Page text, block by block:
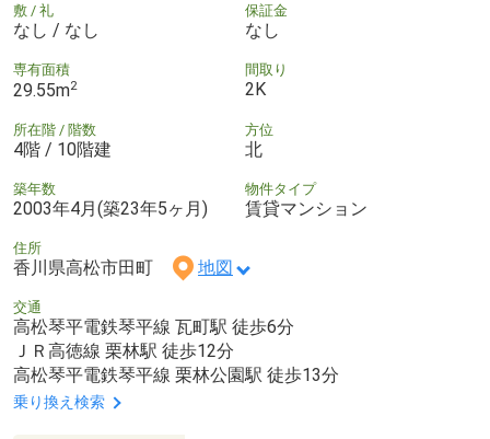
敷 / 礼
なし / なし
保証金
なし
専有面積
29.55m2
間取り
2K
所在階 / 階数
4階 / 10階建
方位
北
築年数
2003年4月(築23年5ヶ月)
物件タイプ
賃貸マンション
住所
香川県高松市田町 地図
交通
高松琴平電鉄琴平線 瓦町駅 徒歩6分
ＪＲ高徳線 栗林駅 徒歩12分
高松琴平電鉄琴平線 栗林公園駅 徒歩13分
乗り換え検索